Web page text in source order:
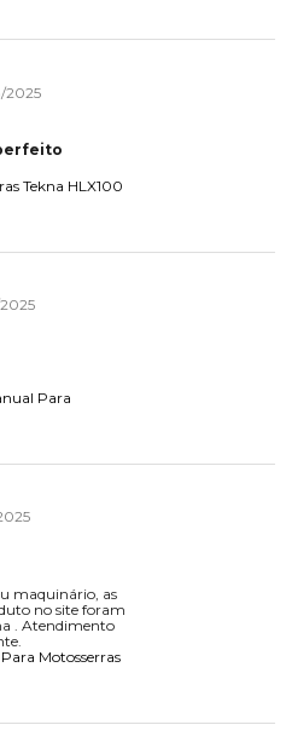
2025
Tekna HLX100
Para
maquinário, as
no site foram
. Atendimento
Motosserras